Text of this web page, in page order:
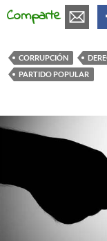
Comparte
CORRUPCIÓN
PARTIDO POPULAR